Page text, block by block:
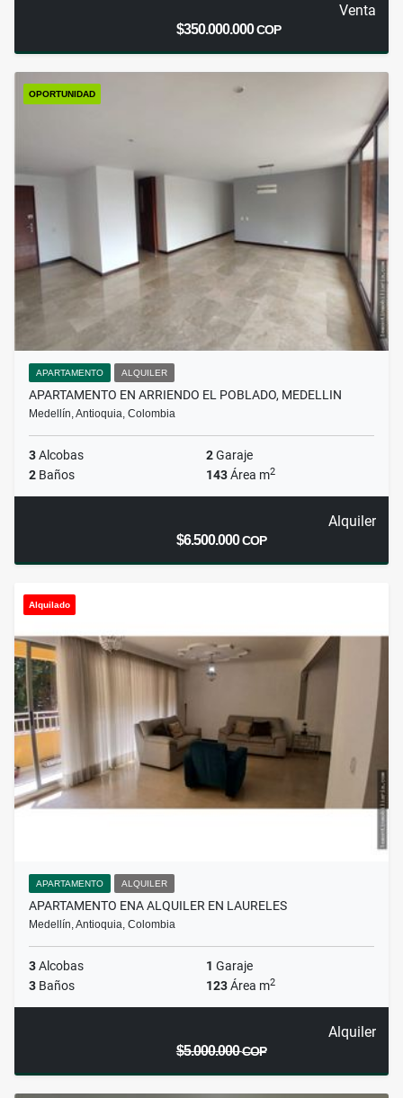
Venta
$350.000.000COP
OPORTUNIDAD
APARTAMENTO ALQUILER
APARTAMENTO EN ARRIENDO EL POBLADO, MEDELLIN
Medellín, Antioquia, Colombia
3Alcobas 2Garaje
2 Baños 143Área m2
Alquiler
$6.500.000COP
Alquilado
APARTAMENTO ALQUILER
APARTAMENTO ENA ALQUILER EN LAURELES
Medellín, Antioquia, Colombia
3Alcobas 1 Garaje
3 Baños 123Área m2
Alquiler
$5.000.000COP